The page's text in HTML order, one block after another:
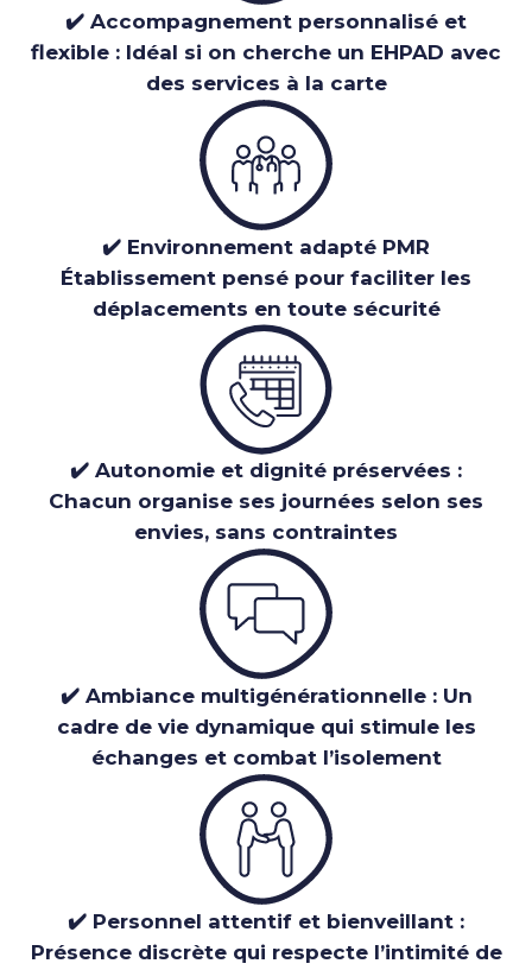
✔️ Accompagnement personnalisé et
flexible : Idéal si on cherche un EHPAD avec
des services à la carte
✔️ Environnement adapté PMR
Établissement pensé pour faciliter les
déplacements en toute sécurité
✔️ Autonomie et dignité préservées :
Chacun organise ses journées selon ses
envies, sans contraintes
✔️ Ambiance multigénérationnelle : Un
cadre de vie dynamique qui stimule les
échanges et combat l’isolement
✔️ Personnel attentif et bienveillant :
Présence discrète qui respecte l’intimité de